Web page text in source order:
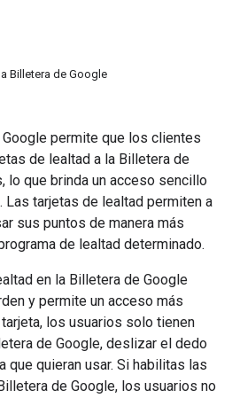
Billetera de Google
permite que los clientes
de lealtad a la Billetera de
lo que brinda un acceso sencillo
Las tarjetas de lealtad permiten a
sus puntos de manera más
de lealtad determinado.
en la Billetera de Google
y permite un acceso más
los usuarios solo tienen
de Google, deslizar el dedo
que quieran usar. Si habilitas las
de Google, los usuarios no